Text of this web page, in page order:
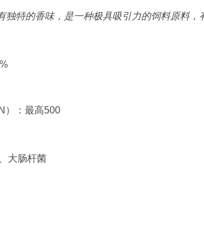
独特的香味，是一种极具吸引力的饲料原料
）：最高500
大肠杆菌